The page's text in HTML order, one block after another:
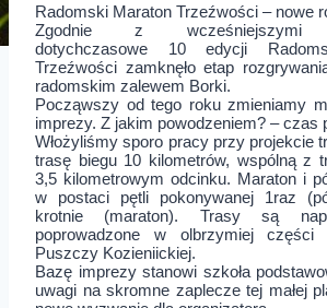
Radomski Maraton Trzeźwości – nowe
Zgodnie z wcześniejszymi
dotychczasowe 10 edycji
Trzeźwości zamknęło etap
radomskim zalewem Borki.
Począwszy od tego roku zmieniamy
imprezy. Z jakim powodzeniem? – czas
Włożyliśmy sporo pracy przy projekcie
trasę biegu 10 kilometrów, wspólną z
3,5 kilometrowym odcinku. Maraton i
w postaci pętli pokonywanej 1raz
krotnie (maraton). Trasy są
poprowadzone w olbrzymiej części
Puszczy Kozieniickiej.
Bazę imprezy stanowi szkoła
uwagi na skromne zaplecze tej małej